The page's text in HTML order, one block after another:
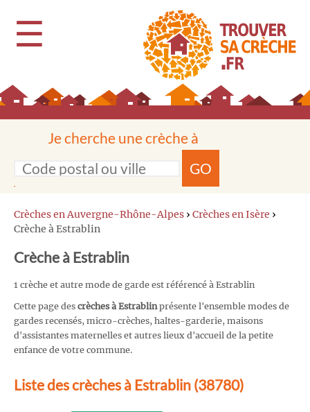
☰
Je cherche une crèche à
GO
Crèches en Auvergne-Rhône-Alpes › Crèches en Isère ›
Crèche à Estrablin
Crèche à Estrablin
1 crèche et autre mode de garde est référencé à Estrablin
Cette page des crèches à Estrablin présente l'ensemble modes de
gardes recensés, micro-crèches, haltes-garderie, maisons
d'assistantes maternelles et autres lieux d'accueil de la petite
enfance de votre commune.
Liste des crèches à Estrablin (38780)